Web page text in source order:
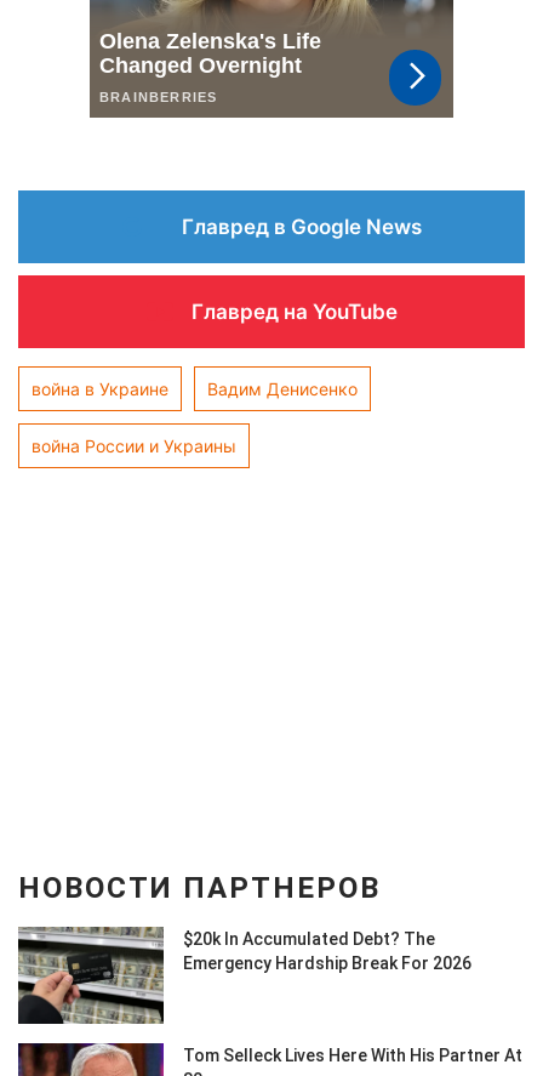
Главред в Google News
Главред на YouTube
война в Украине Вадим Денисенко
война России и Украины